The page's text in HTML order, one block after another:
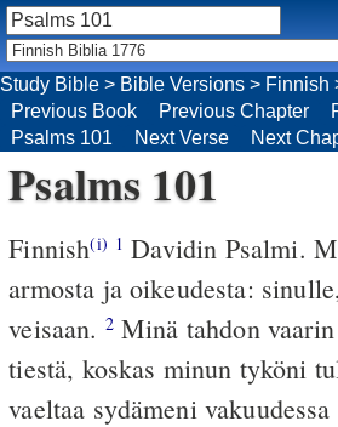
Study Bible > Bible Versions > Finnish
Previous Book
Previous Chapter
Psalms 101
Next Verse Next
Psalms 101
Finnish(i) 1 Davidin Psalmi.
armosta ja oikeudesta:
veisaan. 2Minä tahdon
tiestä, koskas minun tyköni
vaeltaa sydämeni